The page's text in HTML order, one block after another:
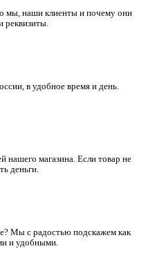
мы, наши клиенты и почему они
реквизиты.
в удобное время и день.
нашего магазина. Если товар не
деньги.
Мы с радостью подскажем как
и удобными.